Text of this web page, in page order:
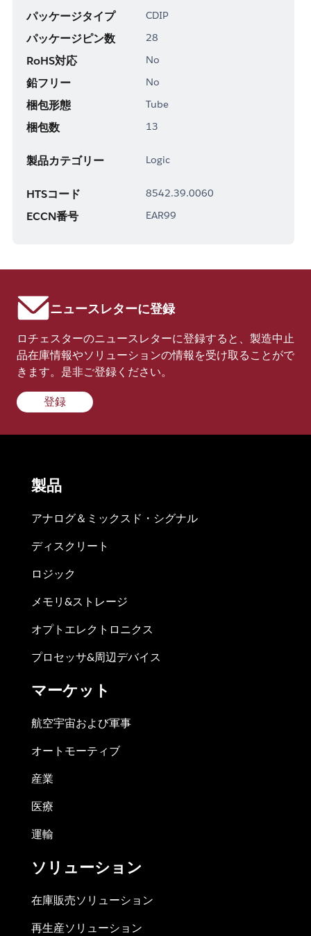
パッケージタイプ CDIP
パッケージピン数 28
RoHS対応 No
鉛フリー No
梱包形態 Tube
梱包数 13
製品カテゴリー Logic
HTSコード 8542.39.0060
ECCN番号 EAR99
ニュースレターに登録
ロチェスターのニュースレターに登録すると、製造中止
品在庫情報やソリューションの情報を受け取ることがで
きます。是非ご登録ください。
登録
製品
アナログ＆ミックスド・シグナル
ディスクリート
ロジック
メモリ&ストレージ
オプトエレクトロニクス
プロセッサ&周辺デバイス
マーケット
航空宇宙および軍事
オートモーティブ
産業
医療
運輸
ソリューション
在庫販売ソリューション
再生産ソリューション